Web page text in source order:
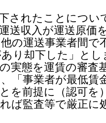
されたことについ
送収入が運送原価
の運送事業者間で
り却下した」とし
実態を運賃の審査
「事業者が最低賃
を前提に（認可を
ば監査等で厳正に